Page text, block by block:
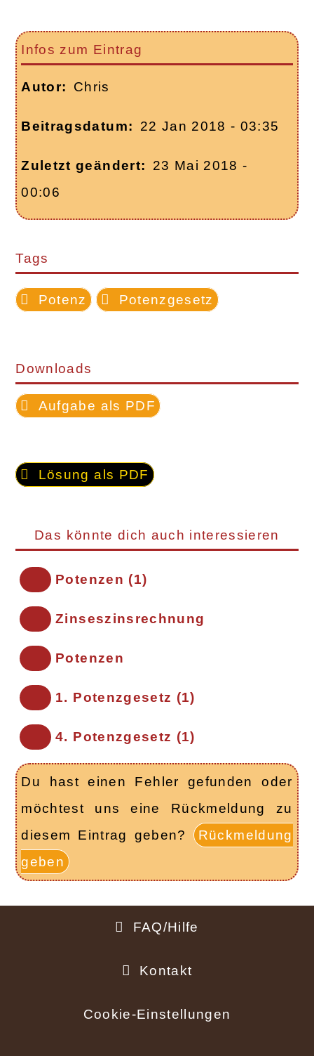
Infos zum Eintrag
Autor Chris
Beitragsdatum 22 Jan 2018 - 03:35
Zuletzt geändert
23 Mai 2018 -
00:06
Tags
Potenz Potenzgesetz
Downloads
Aufgabe als PDF
Lösung als PDF
Das könnte dich auch interessieren
Potenzen (1)
Zinseszinsrechnung
Potenzen
1. Potenzgesetz (1)
4. Potenzgesetz (1)
Du hast einen Fehler gefunden oder
möchtest uns eine Rückmeldung zu
diesem Eintrag geben?
Rückmeldung
geben
Fußbereich
FAQ/Hilfe
Kontakt
Cookie-Einstellungen